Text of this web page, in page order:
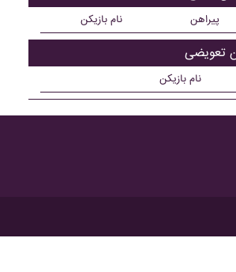
نام بازیکن پیراهن
نام بازیکن